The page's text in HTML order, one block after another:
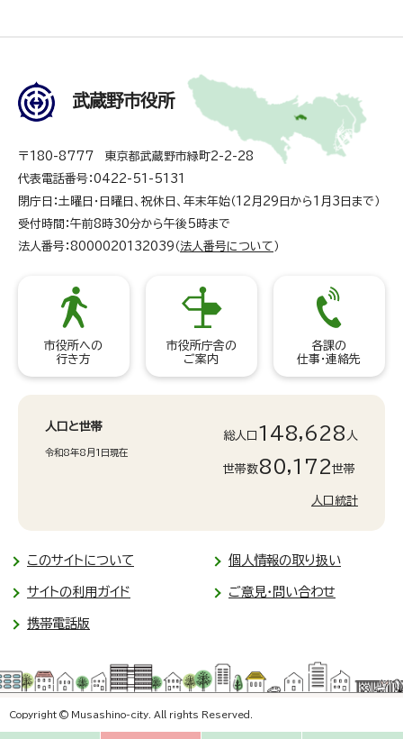
武蔵野市役所
〒180-8777 東京都武蔵野市緑町2-2-28
代表電話番号：0422-51-5131
閉庁日：土曜日・日曜日、祝休日、年末年始（12月29日から1月3日まで）
受付時間：午前8時30分から午後5時まで
法人番号：8000020132039（ 法人番号について ）
市役所への
行き方
市役所庁舎の
ご案内
各課の
仕事・連絡先
人口と世帯
令和8年8月1日現在
総人口 148,628 人
世帯数80,172世帯
人口統計
このサイトについて 個人情報の取り扱い
サイトの利用ガイド ご意見・問い合わせ
携帯電話版
Copyright © Musashino-city. All rights Reserved.